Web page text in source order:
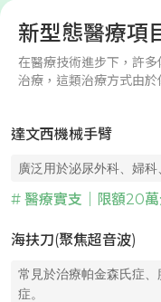
新型態醫療項
在醫療技術進步下，許
治療，這類治療方式由於
達文西機械手臂
廣泛用於泌尿外科、婦
# 醫療實支｜限額20
海扶刀(聚焦超音波)
常見於治療帕金森氏症
症。